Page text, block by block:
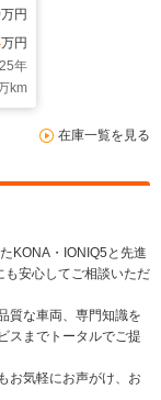
ー
ィ
ー
万円
万円
年
km
在庫一覧を見る
KONA・IONIQ5と先進
安心してご相談いただ
質な車両、専門知識を
スまでトータルでご提
お気軽にお声がけ、お